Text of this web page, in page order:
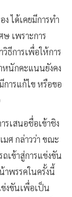
ได้เคยมีการทำ
เพราะการ
ธีการเพื่อให้การ
หนักคะแนนยังคง
การแก้ไข หรือขอ
รเสนอชื่อเข้าชิง
ศ กล่าวว่า ขณะ
เข้าสู่การแข่งขัน
าพรรคในครั้งนี้
งขันเพื่อเป็น